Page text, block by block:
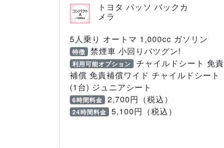
トヨタ パッソ バックカ
メラ
5人乗り オートマ 1,000cc ガソリン
特徴 禁煙車 小回りバツグン!
利用可能オプション チャイルドシート 免責
補償 免責補償ワイド チャイルドシート
(1台) ジュニアシート
6時間料金 2,700円（税込）
24時間料金 5,100円（税込）